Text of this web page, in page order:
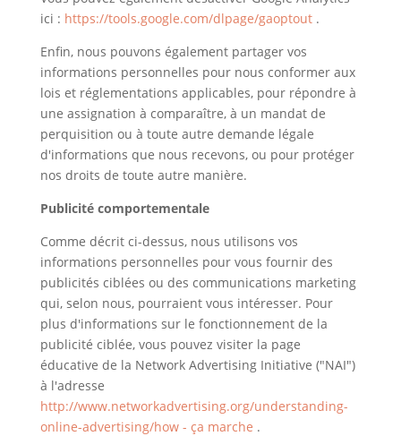
ici : https://tools.google.com/dlpage/gaoptout.
Enfin, nous pouvons également partager vos
informations personnelles pour nous conformer aux
lois et réglementations applicables, pour répondre à
une assignation à comparaître, à un mandat de
perquisition ou à toute autre demande légale
d'informations que nous recevons, ou pour protéger
nos droits de toute autre manière.
Publicité comportementale
Comme décrit ci-dessus, nous utilisons vos
informations personnelles pour vous fournir des
publicités ciblées ou des communications marketing
qui, selon nous, pourraient vous intéresser. Pour
plus d'informations sur le fonctionnement de la
publicité ciblée, vous pouvez visiter la page
éducative de la Network Advertising Initiative ("NAI")
à l'adresse
http://www.networkadvertising.org/understanding-
online-advertising/how - ça marche .